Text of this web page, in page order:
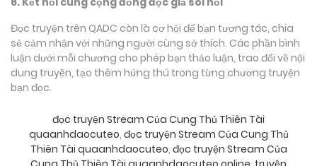
Đọc truyện trên QADC còn là cơ hội để bạn tương tác, chia
sẻ cảm nhận với những người cùng sở thích. Các phần bình
luận dưới mỗi chương cho phép bạn thảo luận, trao đổi về nội
dung truyện, tạo thêm hứng thú trong từng chương truyện
bạn đọc.
đọc truyện Stream Của Cung Thủ Thiên Tài
quaanhdaocuteo, đọc truyện Stream Của Cung Thủ
Thiên Tài quaanhdaocuteo, đọc truyện Stream Của